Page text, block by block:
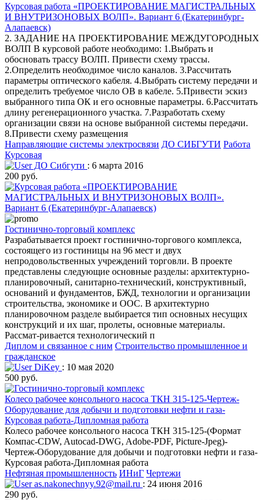
Курсовая работа «ПРОЕКТИРОВАНИЕ МАГИСТРАЛЬНЫХ
И ВНУТРИЗОНОВЫХ ВОЛП». Вариант 6 (Екатеринбург-
Алапаевск)
2. ЗАДАНИЕ НА ПРОЕКТИРОВАНИЕ МЕЖДУГОРОДНЫХ
ВОЛП В курсовой работе необходимо: 1.Выбрать и
обосновать трассу ВОЛП. Привести схему трассы.
2.Определить необходимое число каналов. 3.Рассчитать
параметры оптического кабеля. 4.Выбрать систему передачи и
определить требуемое число ОВ в кабеле. 5.Привести эскиз
выбранного типа ОК и его основные параметры. 6.Рассчитать
длину регенерационного участка. 7.Разработать схему
организации связи на основе выбранной системы передачи.
8.Привести схему размещения
Направляющие системы электросвязи ДО СИБГУТИ Работа
Курсовая
ДО Сибгути : 6 марта 2016
200 руб.
Гостинично-торговый комплекс
Разрабатывается проект гостинично-торгового комплекса,
состоящего из гостиницы на 96 мест и двух
непродовольственных учреждений торговли. В проекте
представлены следующие основные разделы: архитектурно-
планировочный, санитарно-технический, конструктивный,
оснований и фундаментов, БЖД, технологии и организации
строительства, экономике и ООС. В архитектурно
планировочном разделе выбирается тип основных несущих
конструкций и их шаг, пролеты, основные материалы.
Рассмат-ривается технологический п
Диплом и связанное с ним Строительство промышленное и
гражданское
DiKey : 10 мая 2020
500 руб.
Колесо рабочее консольного насоса ТКН 315-125-Чертеж-
Оборудование для добычи и подготовки нефти и газа-
Курсовая работа-Дипломная работа
Колесо рабочее консольного насоса ТКН 315-125-(Формат
Компас-CDW, Autocad-DWG, Adobe-PDF, Picture-Jpeg)-
Чертеж-Оборудование для добычи и подготовки нефти и газа-
Курсовая работа-Дипломная работа
Нефтяная промышленность ИНиГ Чертежи
as.nakonechnyy.92@mail.ru : 24 июня 2016
290 руб.